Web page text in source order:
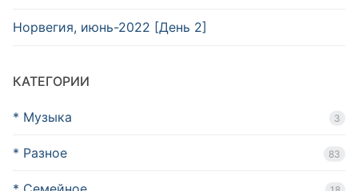
Норвегия, июнь-2022 [День 2]
КАТЕГОРИИ
* Музыка 3
* Разное 83